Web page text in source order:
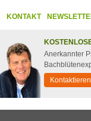
KONTAKT
Anerkannter